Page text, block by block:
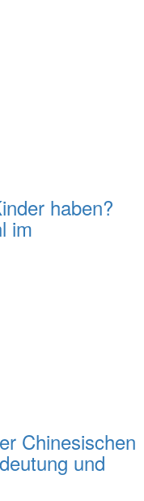
haben?
im
Chinesischen
und